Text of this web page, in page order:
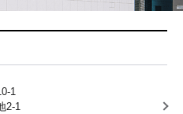
1
2-1